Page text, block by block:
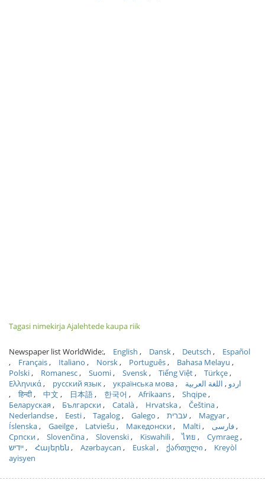
Tagasi nimekirja Ajalehtede kaupa riik
Newspaper list WorldWide: English Dansk Deutsch
Español
Français
Italiano Norsk Português
Bahasa Melayu
Polski
Romanesc Suomi Svensk Tiếng Việt
Türkçe
Ελληνικά
русский язык українська мова اردو
اللغة العربية
हिन्दी
中文 日本語 한국어 Afrikaans
Shqipe
Беларуская
Български Català Hrvatska
Čeština
Nederlandse
Eesti Tagalog Galego עברית
Magyar
Íslenska
Gaeilge Latviešu Македонски Malti
فارسی
Српски
Slovenčina Slovenski Kiswahili ไทย
Cymraeg
ייִדיש
Հայերեն Azərbaycan Euskal ქართული
Kreyòl
ayisyen